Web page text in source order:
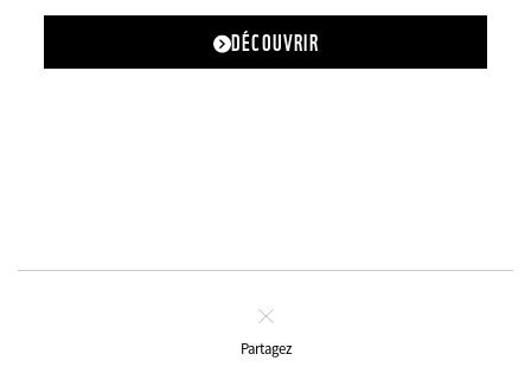
DÉCOUVRIR
Fermer
Partagez